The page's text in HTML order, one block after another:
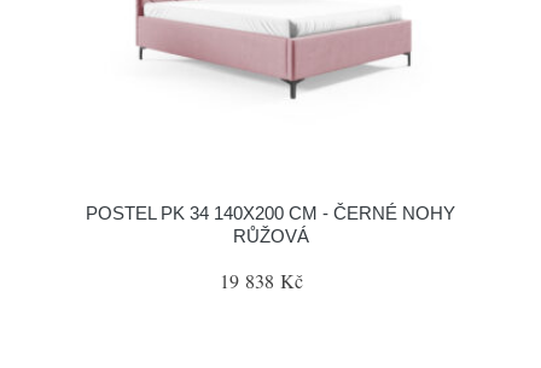
POSTEL PK 34 140X200 CM - ČERNÉ NOHY
RŮŽOVÁ
19 838 Kč